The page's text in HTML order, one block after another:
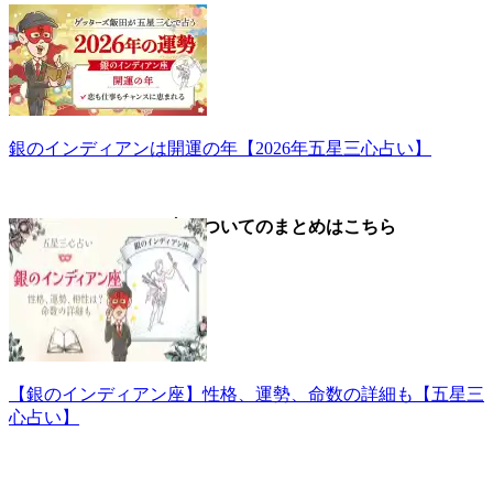
はこちら。
銀のインディアンは開運の年【2026年五星三心占い】
▼銀のインディアン座についてのまとめはこちら
【銀のインディアン座】性格、運勢、命数の詳細も【五星三
心占い】